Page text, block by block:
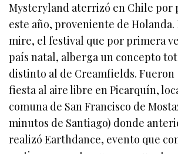
Mysteryland aterrizó en Chile por
este año, proveniente de Holanda.
mire, el festival que por primera
país natal, alberga un concepto
distinto al de Creamfields. Fueron
fiesta al aire libre en Picarquín,
comuna de San Francisco de
minutos de Santiago) donde
realizó Earthdance, evento que